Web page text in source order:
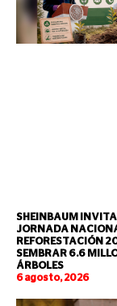
SHEINBAUM
JORNADA
REFORESTACIÓN
SEMBRAR 6.6
ÁRBOLES
6 agosto, 2026